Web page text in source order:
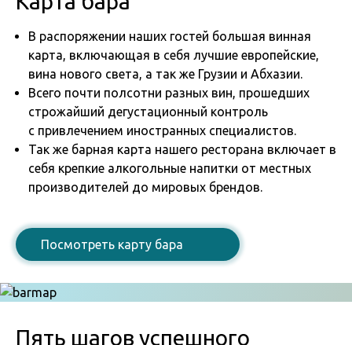
В распоряжении наших гостей большая винная
карта, включающая в себя лучшие европейские,
вина нового света, а так же Грузии и Абхазии.
Всего почти полсотни разных вин, прошедших
строжайший дегустационный контроль
с привлечением иностранных специалистов.
Так же барная карта нашего ресторана включает в
себя крепкие алкогольные напитки от местных
производителей до мировых брендов.
Посмотреть карту бара
Пять шагов успешного